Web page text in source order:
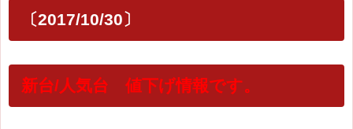
〔2017/10/30〕
新台/人気台 値下げ情報です。